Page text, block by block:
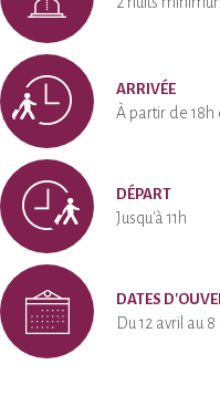
ARRIVÉE
À partir de 18h
DÉPART
Jusqu'à 11h
DATES
Du 12 avril au